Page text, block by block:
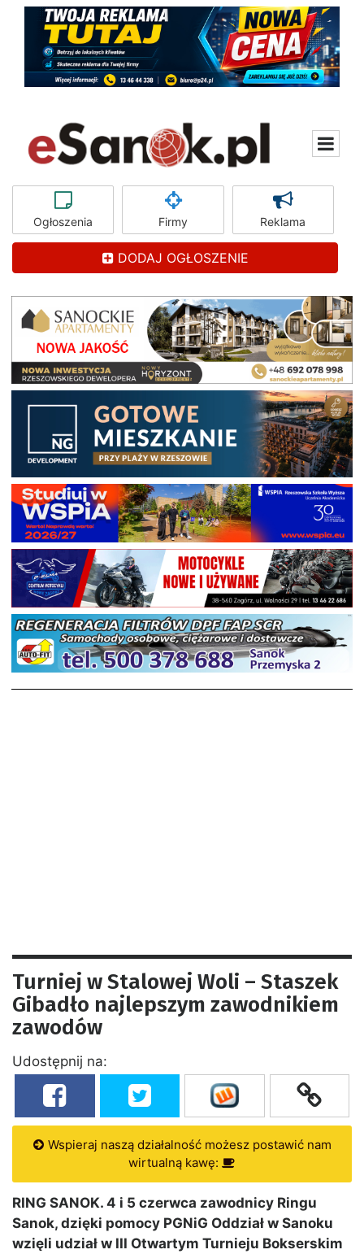
Ogłoszenia Firmy Reklama
DODAJ OGŁOSZENIE
Turniej w Stalowej Woli – Staszek
Gibadło najlepszym zawodnikiem
zawodów
Udostępnij na:
Wspieraj naszą działalność możesz postawić nam
wirtualną kawę:
RING SANOK. 4 i 5 czerwca zawodnicy Ringu
Sanok, dzięki pomocy PGNiG Oddział w Sanoku
wzięli udział w III Otwartym Turnieju Bokserskim